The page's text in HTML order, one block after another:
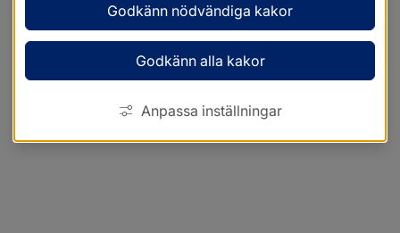
Godkänn nödvändiga kakor
Godkänn alla kakor
Anpassa inställningar